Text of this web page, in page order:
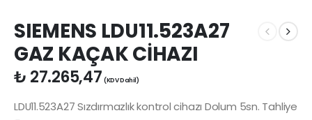
SIEMENS LDU11.523A27
GAZ KAÇAK CİHAZI
₺ 27.265,47 (KDV Dahil)
LDU11.523A27 Sızdırmazlık kontrol cihazı Dolum 5sn. Tahliye